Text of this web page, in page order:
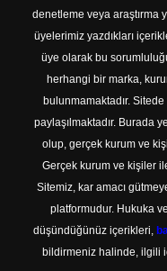
denetleme veya araştırma
üyelerimiz yazdıkları
üye olarak bu
herhangi bir marka,
bulunmamaktadır. Sitede
paylaşılmaktadır. Burada
olup, gerçek kurum ve
Gerçek kurum ve kişiler
Sitemiz, kar amacı
platformudur. Hukuka
düşündüğünüz içerikleri,
bildirmeniz halinde, ilgili